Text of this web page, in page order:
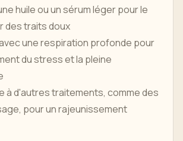
huile ou un sérum léger pour le
des traits doux
une respiration profonde pour
du stress et la pleine
à d'autres traitements, comme des
pour un rajeunissement